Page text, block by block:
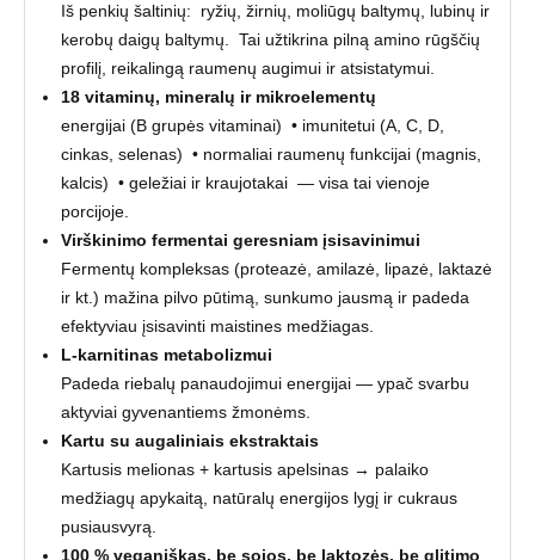
Iš penkių šaltinių: ryžių, žirnių, moliūgų baltymų, lubinų ir
kerobų daigų baltymų. Tai užtikrina pilną amino rūgščių
profilį, reikalingą raumenų augimui ir atsistatymui.
18 vitaminų, mineralų ir mikroelementų
energijai (B grupės vitaminai) • imunitetui (A, C, D,
cinkas, selenas) • normaliai raumenų funkcijai (magnis,
kalcis) • geležiai ir kraujotakai — visa tai vienoje
porcijoje.
Virškinimo fermentai geresniam įsisavinimui
Fermentų kompleksas (proteazė, amilazė, lipazė, laktazė
ir kt.) mažina pilvo pūtimą, sunkumo jausmą ir padeda
efektyviau įsisavinti maistines medžiagas.
L-karnitinas metabolizmui
Padeda riebalų panaudojimui energijai — ypač svarbu
aktyviai gyvenantiems žmonėms.
Kartu su augaliniais ekstraktais
Kartusis melionas + kartusis apelsinas → palaiko
medžiagų apykaitą, natūralų energijos lygį ir cukraus
pusiausvyrą.
100 % veganiškas, be sojos, be laktozės, be glitimo